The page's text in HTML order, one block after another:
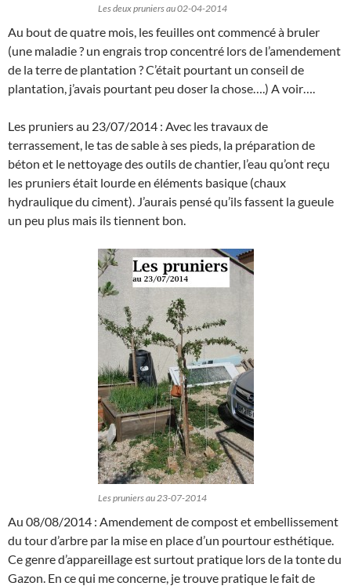
Les deux pruniers au 02-04-2014
Au bout de quatre mois, les feuilles ont commencé à bruler
(une maladie ? un engrais trop concentré lors de l’amendement
de la terre de plantation ? C’était pourtant un conseil de
plantation, j’avais pourtant peu doser la chose….) A voir….
Les pruniers au 23/07/2014 : Avec les travaux de
terrassement, le tas de sable à ses pieds, la préparation de
béton et le nettoyage des outils de chantier, l’eau qu’ont reçu
les pruniers était lourde en éléments basique (chaux
hydraulique du ciment). J’aurais pensé qu’ils fassent la gueule
un peu plus mais ils tiennent bon.
Les pruniers au 23-07-2014
Au 08/08/2014 : Amendement de compost et embellissement
du tour d’arbre par la mise en place d’un pourtour esthétique.
Ce genre d’appareillage est surtout pratique lors de la tonte du
Gazon. En ce qui me concerne, je trouve pratique le fait de